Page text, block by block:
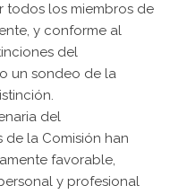
todos los miembros de
y conforme al
del
un sondeo de la
del
de la Comisión han
favorable,
y profesional